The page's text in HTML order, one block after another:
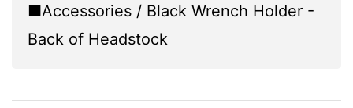
■Accessories / Black Wrench Holder -
Back of Headstock